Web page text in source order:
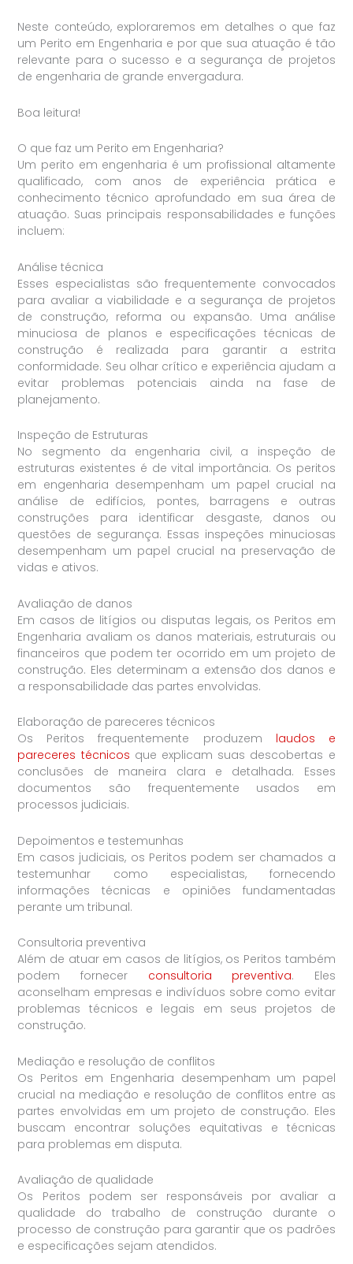
Neste conteúdo, exploraremos em detalhes o que faz
um Perito em Engenharia e por que sua atuação é tão
relevante para o sucesso e a segurança de projetos
de engenharia de grande envergadura.
Boa leitura!
O que faz um Perito em Engenharia?
Um perito em engenharia é um profissional altamente
qualificado, com anos de experiência prática e
conhecimento técnico aprofundado em sua área de
atuação. Suas principais responsabilidades e funções
incluem:
Análise técnica
Esses especialistas são frequentemente convocados
para avaliar a viabilidade e a segurança de projetos
de construção, reforma ou expansão. Uma análise
minuciosa de planos e especificações técnicas de
construção é realizada para garantir a estrita
conformidade. Seu olhar crítico e experiência ajudam a
evitar problemas potenciais ainda na fase de
planejamento.
Inspeção de Estruturas
No segmento da engenharia civil, a inspeção de
estruturas existentes é de vital importância. Os peritos
em engenharia desempenham um papel crucial na
análise de edifícios, pontes, barragens e outras
construções para identificar desgaste, danos ou
questões de segurança. Essas inspeções minuciosas
desempenham um papel crucial na preservação de
vidas e ativos.
Avaliação de danos
Em casos de litígios ou disputas legais, os Peritos em
Engenharia avaliam os danos materiais, estruturais ou
financeiros que podem ter ocorrido em um projeto de
construção. Eles determinam a extensão dos danos e
a responsabilidade das partes envolvidas.
Elaboração de pareceres técnicos
Os Peritos frequentemente produzem laudos e
pareceres técnicos que explicam suas descobertas e
conclusões de maneira clara e detalhada. Esses
documentos são frequentemente usados em
processos judiciais.
Depoimentos e testemunhas
Em casos judiciais, os Peritos podem ser chamados a
testemunhar como especialistas, fornecendo
informações técnicas e opiniões fundamentadas
perante um tribunal.
Consultoria preventiva
Além de atuar em casos de litígios, os Peritos também
podem fornecer consultoria preventiva. Eles
aconselham empresas e indivíduos sobre como evitar
problemas técnicos e legais em seus projetos de
construção.
Mediação e resolução de conflitos
Os Peritos em Engenharia desempenham um papel
crucial na mediação e resolução de conflitos entre as
partes envolvidas em um projeto de construção. Eles
buscam encontrar soluções equitativas e técnicas
para problemas em disputa.
Avaliação de qualidade
Os Peritos podem ser responsáveis por avaliar a
qualidade do trabalho de construção durante o
processo de construção para garantir que os padrões
e especificações sejam atendidos.